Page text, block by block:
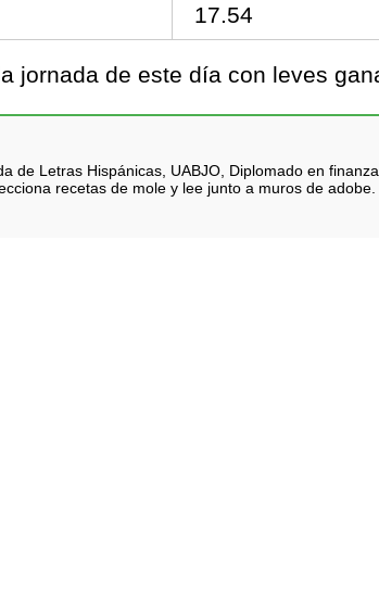
17.54
jornada de este día con leves
de Letras Hispánicas, UABJO, Diplomado en
recetas de mole y lee junto a muros de adobe.